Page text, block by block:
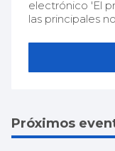
electrónico 'El
las principales
Próximos